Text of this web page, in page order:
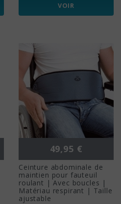
VOIR
Prix
49,95 €
Ceinture abdominale de
maintien pour fauteuil
roulant | Avec boucles |
Matériau respirant | Taille
ajustable